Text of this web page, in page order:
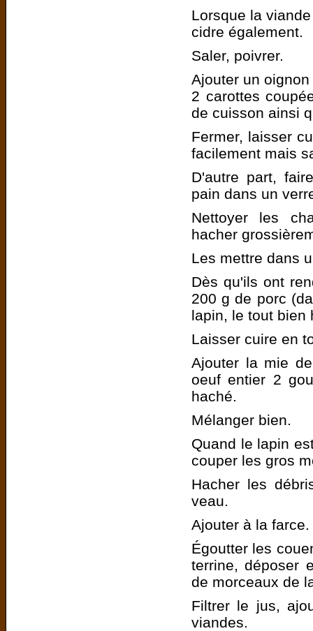
Lorsque la
cidre également.
Saler, poivrer.
Ajouter un
2 carottes
de cuisson ainsi
Fermer, laisser
facilement mais
D'autre part,
pain dans un
Nettoyer les
hacher
Les mettre dans
Dès qu'ils ont
200 g de porc
lapin, le tout bien
Laisser cuire en
Ajouter la mie
oeuf entier 2
haché.
Mélanger bien.
Quand le lapin
couper les gros
Hacher les
veau.
Ajouter à la farce.
Égoutter les
terrine, déposer
de morceaux de
Filtrer le jus,
viandes.